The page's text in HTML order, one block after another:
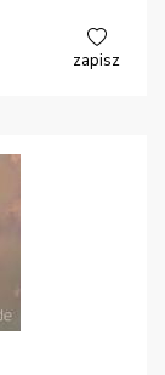
zapisz